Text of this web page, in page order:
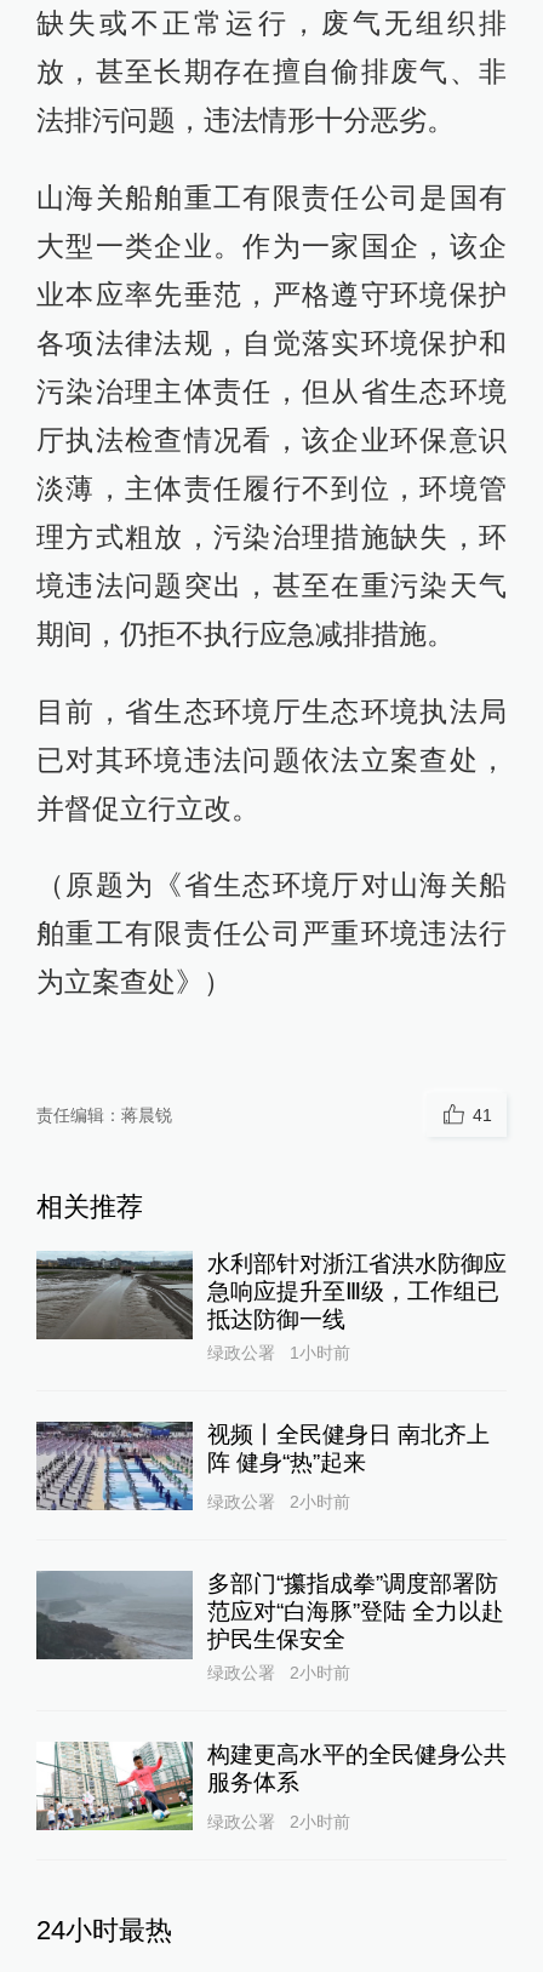
缺失或不正常运行，废气无组织排
放，甚至长期存在擅自偷排废气、非
法排污问题，违法情形十分恶劣。
山海关船舶重工有限责任公司是国有
大型一类企业。作为一家国企，该企
业本应率先垂范，严格遵守环境保护
各项法律法规，自觉落实环境保护和
污染治理主体责任，但从省生态环境
厅执法检查情况看，该企业环保意识
淡薄，主体责任履行不到位，环境管
理方式粗放，污染治理措施缺失，环
境违法问题突出，甚至在重污染天气
期间，仍拒不执行应急减排措施。
目前，省生态环境厅生态环境执法局
已对其环境违法问题依法立案查处，
并督促立行立改。
（原题为《省生态环境厅对山海关船
舶重工有限责任公司严重环境违法行
为立案查处》）
责任编辑： 蒋晨锐 41
相关推荐
水利部针对浙江省洪水防御应
急响应提升至Ⅲ级，工作组已
抵达防御一线
绿政公署 1小时前
视频丨全民健身日 南北齐上
阵 健身“热”起来
绿政公署 2小时前
多部门“攥指成拳”调度部署防
范应对“白海豚”登陆 全力以赴
护民生保安全
绿政公署 2小时前
构建更高水平的全民健身公共
服务体系
绿政公署 2小时前
24小时最热